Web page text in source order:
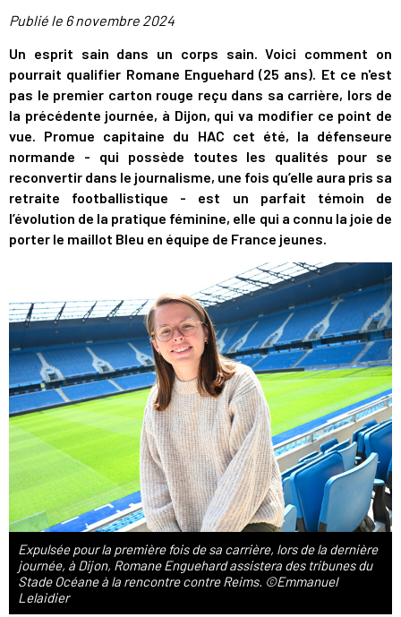
Publié le 6 novembre 2024
Un esprit sain dans un corps sain. Voici comment on
pourrait qualifier Romane Enguehard (25 ans). Et ce n'est
pas le premier carton rouge reçu dans sa carrière, lors de
la précédente journée, à Dijon, qui va modifier ce point de
vue. Promue capitaine du HAC cet été, la défenseure
normande - qui possède toutes les qualités pour se
reconvertir dans le journalisme, une fois qu’elle aura pris sa
retraite footballistique - est un parfait témoin de
l’évolution de la pratique féminine, elle qui a connu la joie de
porter le maillot Bleu en équipe de France jeunes.
Expulsée pour la première fois de sa carrière, lors de la dernière
journée, à Dijon, Romane Enguehard assistera des tribunes du
Stade Océane à la rencontre contre Reims. ©Emmanuel
Lelaidier